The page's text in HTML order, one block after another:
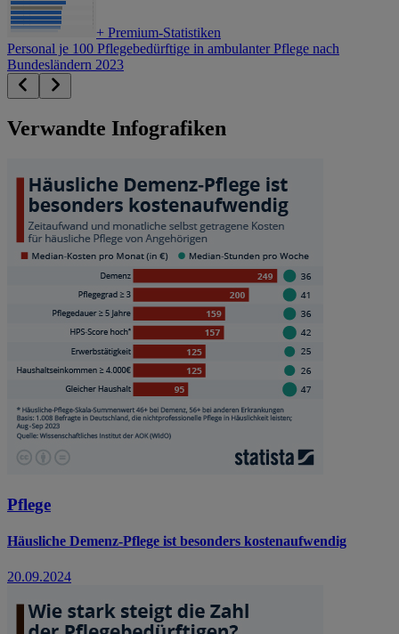
+ Premium-Statistiken
Personal je 100 Pflegebedürftige in ambulanter Pflege nach
Bundesländern 2023
Verwandte Infografiken
Pflege
Häusliche Demenz-Pflege ist besonders kostenaufwendig
20.09.2024